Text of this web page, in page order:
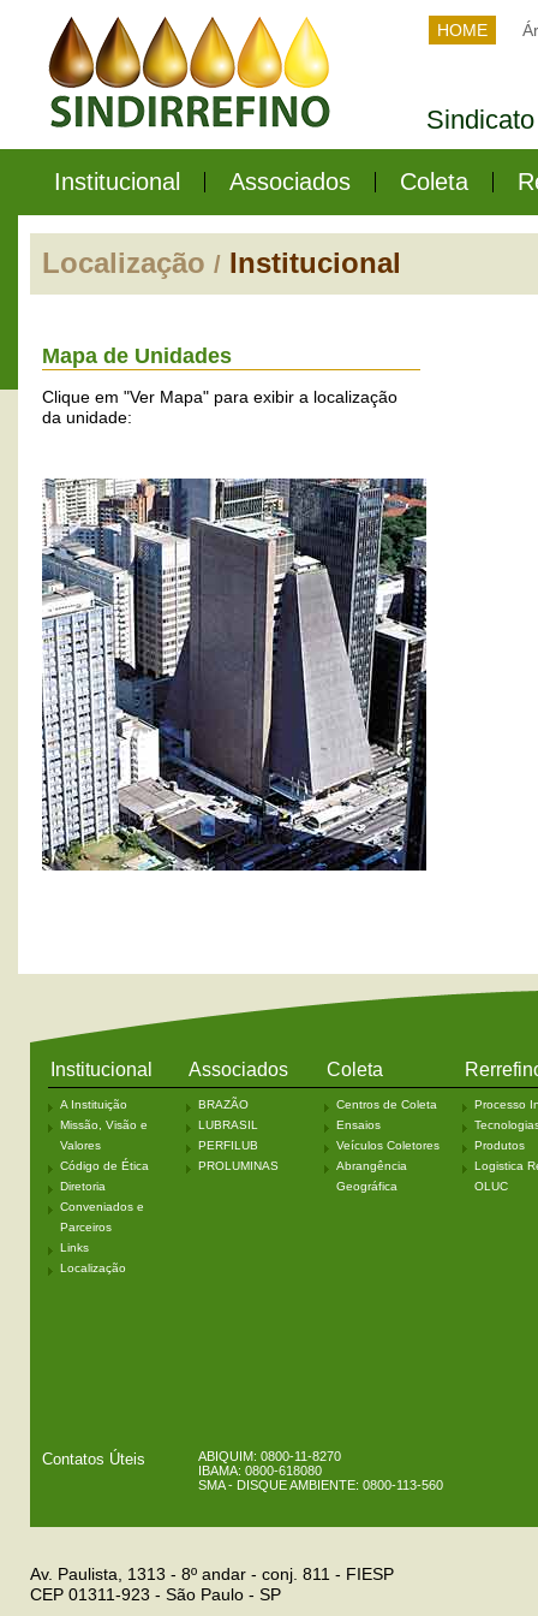
HOME
Institucional Associados Coleta
Localização / Institucional
Mapa de Unidades
Clique em "Ver Mapa" para exibir a localização
da unidade:
VER
MAPA
+ Mais
Institucional
A Instituição
Missão, Visão e
Valores
Código de Ética
Diretoria
Conveniados e
Parceiros
Links
Localização
Associados
BRAZÃO
LUBRASIL
PERFILUB
PROLUMINAS
Coleta
Centros de Coleta
Ensaios
Veículos Coletores
Abrangência
Geográfica
Processo
Produtos
Logistica
OLUC
Contatos Úteis
ABIQUIM: 0800-11-8270
IBAMA: 0800-618080
SMA - DISQUE AMBIENTE: 0800-113-560
Av. Paulista, 1313 - 8º andar - conj. 811 - FIESP
CEP 01311-923 - São Paulo - SP